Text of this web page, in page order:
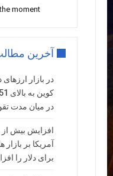
moment.
آخرین
در بازار
در میان مدت
افزایش بیش
آمریکا بر
برای دلار را